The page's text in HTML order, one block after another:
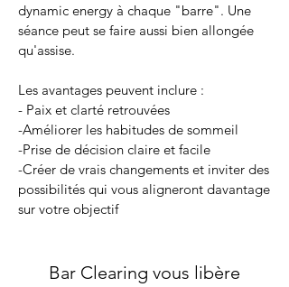
dynamic energy à chaque "barre". Une
séance peut se faire aussi bien allongée
qu'assise.
Les avantages peuvent inclure :
- Paix et clarté retrouvées
-Améliorer les habitudes de sommeil
-Prise de décision claire et facile
-Créer de vrais changements et inviter des
possibilités qui vous aligneront davantage
sur votre objectif
Bar Clearing vous libère